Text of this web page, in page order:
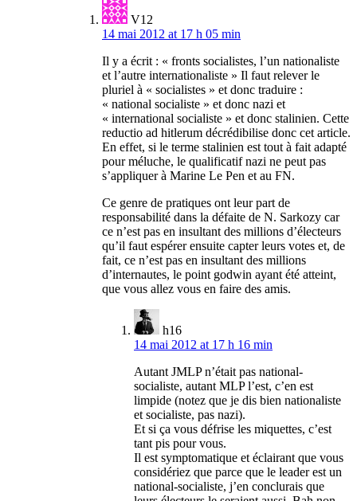
V12
14 mai 2012 at 17 h 05 min
Il y a écrit : « fronts socialistes, l’un nationaliste
et l’autre internationaliste » Il faut relever le
pluriel à « socialistes » et donc traduire :
« national socialiste » et donc nazi et
« international socialiste » et donc stalinien. Cette
reductio ad hitlerum décrédibilise donc cet article.
En effet, si le terme stalinien est tout à fait adapté
pour méluche, le qualificatif nazi ne peut pas
s’appliquer à Marine Le Pen et au FN.
Ce genre de pratiques ont leur part de
responsabilité dans la défaite de N. Sarkozy car
ce n’est pas en insultant des millions d’électeurs
qu’il faut espérer ensuite capter leurs votes et, de
fait, ce n’est pas en insultant des millions
d’internautes, le point godwin ayant été atteint,
que vous allez vous en faire des amis.
h16
14 mai 2012 at 17 h 16 min
Autant JMLP n’était pas national-
socialiste, autant MLP l’est, c’en est
limpide (notez que je dis bien nationaliste
et socialiste, pas nazi).
Et si ça vous défrise les miquettes, c’est
tant pis pour vous.
Il est symptomatique et éclairant que vous
considériez que parce que le leader est un
national-socialiste, j’en conclurais que